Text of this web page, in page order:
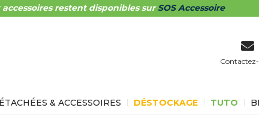
restent disponibles surSOS Accessoire
& ACCESSOIRES DÉSTOCKAGE TUTO